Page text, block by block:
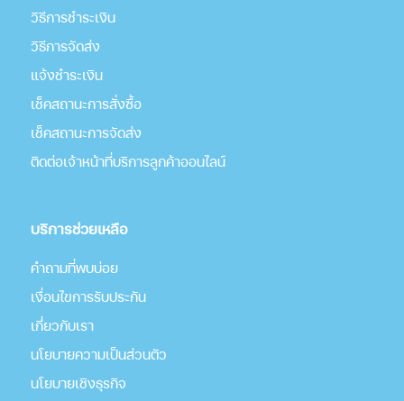
วิธีการชำระเงิน
วิธีการจัดส่ง
แจ้งชำระเงิน
เช็คสถานะการสั่งซื้อ
เช็คสถานะการจัดส่ง
ติดต่อเจ้าหน้าที่บริการลูกค้าออนไลน์
บริการช่วยเหลือ
คำถามที่พบบ่อย
เงื่อนไขการรับประกัน
เกี่่ยวกับเรา
นโยบายความเป็นส่วนตัว
นโยบายเชิงธุรกิจ